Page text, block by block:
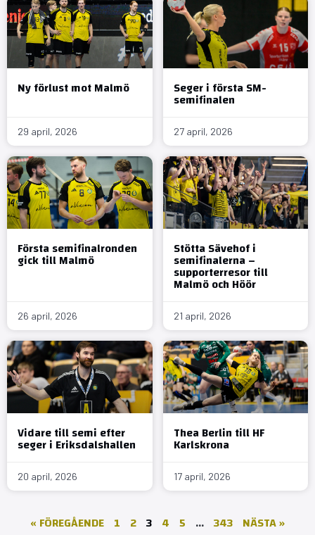
Ny förlust mot Malmö
29 april, 2026
Seger i första SM-
semifinalen
27 april, 2026
Första semifinalronden
gick till Malmö
26 april, 2026
Stötta Sävehof i
semifinalerna –
supporterresor till
Malmö och Höör
21 april, 2026
Vidare till semi efter
seger i Eriksdalshallen
20 april, 2026
Thea Berlin till HF
Karlskrona
17 april, 2026
« FÖREGÅENDE 1 2 3 4 5 … 343 NÄSTA »